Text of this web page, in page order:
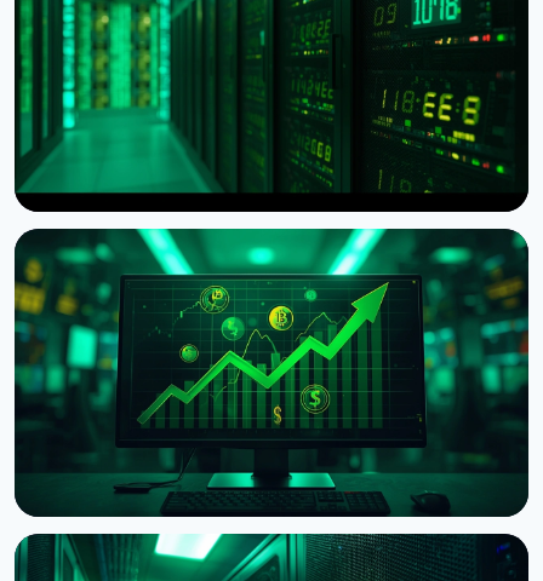
НОВОСТЬ
American Bitcoin нарастила резерв до 8 002 BTC
после рекордной добычи в Q2
4 августа 2026 г. 5 мин чтения
НОВОСТЬ